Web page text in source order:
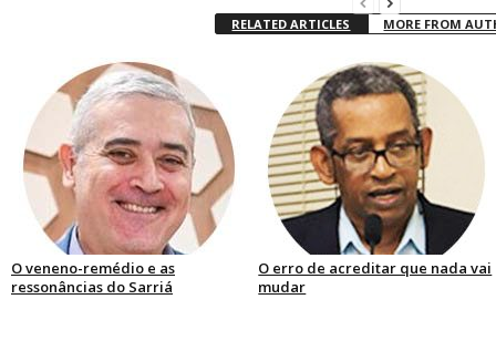
RELATED ARTICLES MORE FROM
O veneno-remédio e as
ressonâncias do Sarriá
O erro de acreditar que nada vai
mudar